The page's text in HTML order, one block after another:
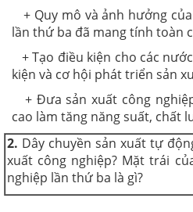
+ Quy mô và ảnh hưởng
lần thứ ba đã mang tính toàn
+ Tạo điều kiện cho các
kiện và cơ hội phát triển sản
+ Đưa sản xuất công
cao làm tăng năng suất, chất
2. Dây chuyền sản xuất tự
xuất công nghiệp? Mặt trái
nghiệp lần thứ ba là gì?